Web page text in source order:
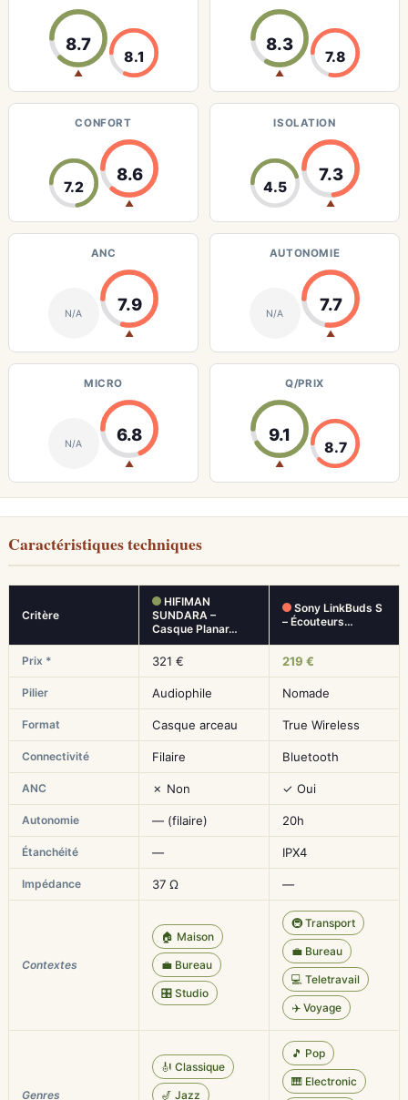
8.7
▲
8.1
8.3
▲
7.8
CONFORT
7.2
8.6
▲
ISOLATION
4.5
7.3
▲
ANC
N/A 7.9
▲
AUTONOMIE
N/A 7.7
▲
MICRO
N/A 6.8
▲
Q/PRIX
9.1
▲
8.7
Caractéristiques techniques
Critère
HIFIMAN
SUNDARA –
Casque Planar…
Sony LinkBuds S
– Écouteurs…
Prix * 321 € 219 €
Pilier Audiophile Nomade
Format Casque arceau True Wireless
Connectivité Filaire Bluetooth
ANC ✗ Non ✓ Oui
Autonomie — (filaire) 20h
Étanchéité — IPX4
Impédance 37 Ω —
Contextes
🏠 Maison
💼 Bureau
🎛️ Studio
🚇 Transport
💼 Bureau
💻 Teletravail
✈️ Voyage
Genres
🎻 Classique
🎷 Jazz
🎵 Pop
🎹 Electronic